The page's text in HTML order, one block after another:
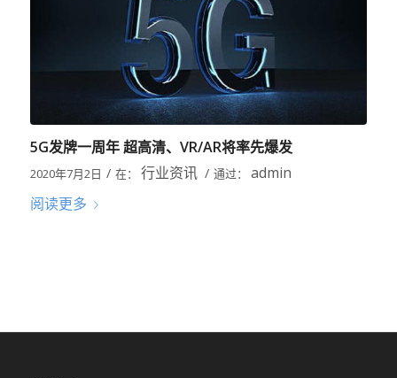
5G发牌一周年 超高清、VR/AR将率先爆发
2020年7月2日 / 在： 行业资讯 / 通过： admin
阅读更多